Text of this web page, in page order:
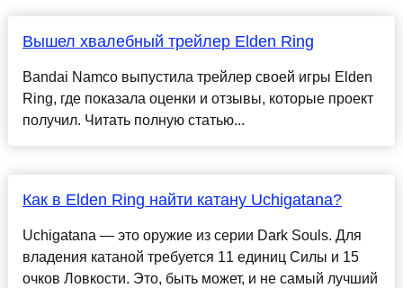
Вышел хвалебный трейлер Elden Ring
Bandai Namco выпустила трейлер своей игры Elden
Ring, где показала оценки и отзывы, которые проект
получил. Читать полную статью...
Как в Elden Ring найти катану Uchigatana?
Uchigatana — это оружие из серии Dark Souls. Для
владения катаной требуется 11 единиц Силы и 15
очков Ловкости. Это, быть может, и не самый лучший